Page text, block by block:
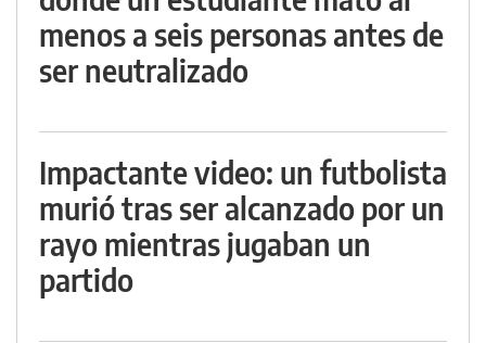
menos a seis personas antes de
ser neutralizado
Impactante video: un futbolista
murió tras ser alcanzado por un
rayo mientras jugaban un
partido